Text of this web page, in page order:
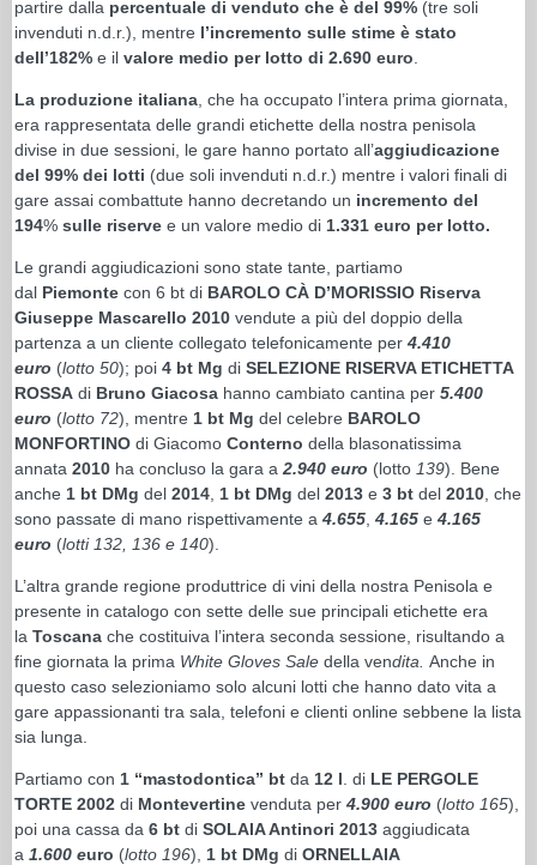
partire dalla percentuale di venduto che è del 99% (tre soli
invenduti n.d.r.), mentre l’incremento sulle stime è stato
dell’182% e il valore medio per lotto di 2.690 euro
La produzione italiana , che ha occupato l’intera prima giornata,
era rappresentata delle grandi etichette della nostra penisola
divise in due sessioni, le gare hanno portato all’aggiudicazione
del 99% dei lotti (due soli invenduti n.d.r.) mentre i valori finali di
gare assai combattute hanno decretando un incremento del
194% sulle riserve e un valore medio di 1.331 euro per lotto.
Le grandi aggiudicazioni sono state tante, partiamo
dal Piemonte con 6 bt di BAROLO CÀ D’MORISSIO Riserva
Giuseppe Mascarello 2010 vendute a più del doppio della
partenza a un cliente collegato telefonicamente per 4.410
euro (lotto 50); poi 4 bt Mg di SELEZIONE RISERVA ETICHETTA
ROSSA di Bruno Giacosa hanno cambiato cantina per 5.400
euro (lotto 72), mentre 1 bt Mg del celebre BAROLO
MONFORTINO di Giacomo Conterno della blasonatissima
annata 2010 ha concluso la gara a 2.940 euro (lotto 139). Bene
anche 1 bt DMg del 2014 1 bt DMg del 2013 e 3 bt del 2010 , che
sono passate di mano rispettivamente a 4.655 4.165 e 4.165
euro (lotti 132, 136 e 140).
L’altra grande regione produttrice di vini della nostra Penisola e
presente in catalogo con sette delle sue principali etichette era
la Toscana che costituiva l’intera seconda sessione, risultando a
fine giornata la prima White Gloves Sale della vendita. Anche in
questo caso selezioniamo solo alcuni lotti che hanno dato vita a
gare appassionanti tra sala, telefoni e clienti online sebbene la lista
sia lunga.
Partiamo con 1 “mastodontica” bt da 12 l . di LE PERGOLE
TORTE 2002 di Montevertine venduta per 4.900 euro (lotto 165),
poi una cassa da 6 bt di SOLAIA Antinori 2013 aggiudicata
a 1.600 euro (lotto 196), 1 bt DMg di ORNELLAIA